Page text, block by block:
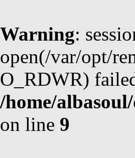
Warning:
open(/var/opt/
O_RDWR)
/home/
on line 9